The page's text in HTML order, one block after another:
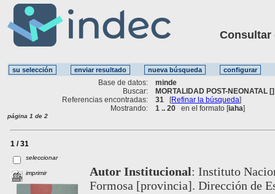
Consultar
Base de datos:
minde
Buscar:
MORTALIDAD POST-NEONATAL []
Referencias encontradas:
31 [Refinar la búsqueda]
Mostrando:
1 .. 20 en el formato [iaha]
página 1 de 2
1 / 31
seleccionar
imprimir Autor Institucional: Instituto
Formosa [provincia]. Dirección de